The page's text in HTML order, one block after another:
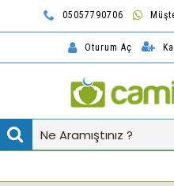
05057790706
Oturum Aç